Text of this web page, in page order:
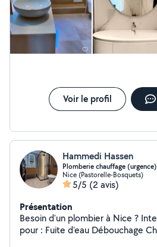
Voir le profil
Hammedi Hassen
Plomberie chauffage (urgence)
Nice (Pastorelle-Bosquets)
5/5 (2 avis)
Présentation
Besoin d'un plombier à Nice ? Intervention rapide 7j/7
pour : Fuite d'eau Débouchage Chauffe-eau Rénovation